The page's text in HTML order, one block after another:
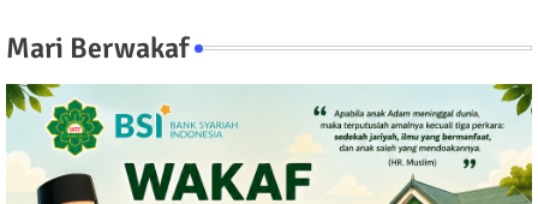
Mari Berwakaf